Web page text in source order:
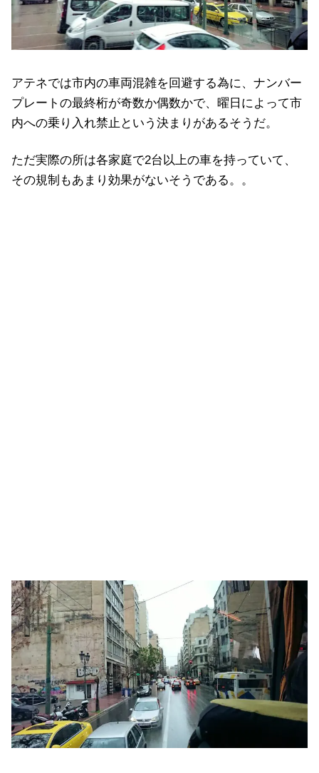
アテネでは市内の車両混雑を回避する為に、ナンバー
プレートの最終桁が奇数か偶数かで、曜日によって市
内への乗り入れ禁止という決まりがあるそうだ。
ただ実際の所は各家庭で2台以上の車を持っていて、
その規制もあまり効果がないそうである。。